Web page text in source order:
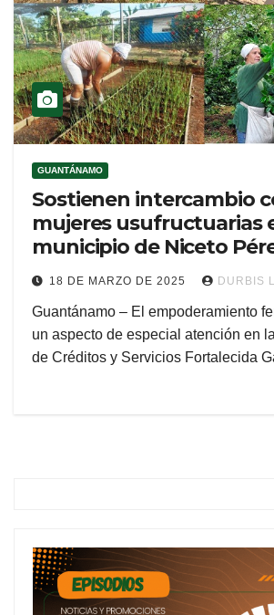
GUANTÁNAMO
Sostienen intercambio
mujeres usufructuarias
municipio de Niceto
18 DE MARZO DE 2025 DURBIS
Guantánamo – El empoderamiento
un aspecto de especial atención en
de Créditos y Servicios Fortalecida